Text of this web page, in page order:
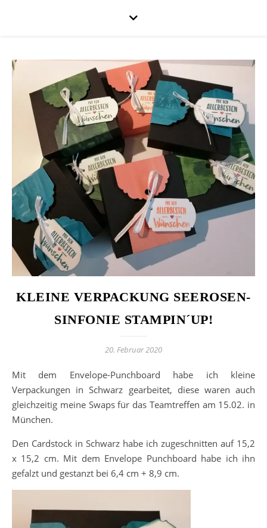
KLEINE VERPACKUNG SEEROSEN-
SINFONIE STAMPIN´UP!
20. Februar 2020
Mit dem Envelope-Punchboard habe ich kleine
Verpackungen in Schwarz gearbeitet, diese waren auch
gleichzeitig meine Swaps für das Teamtreffen am 15.02. in
München.
Den Cardstock in Schwarz habe ich zugeschnitten auf 15,2
x 15,2 cm. Mit dem Envelope Punchboard habe ich ihn
gefalzt und gestanzt bei 6,4 cm + 8,9 cm.